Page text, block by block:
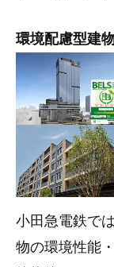
環境配慮型建
小田急電鉄で
物の環境性能